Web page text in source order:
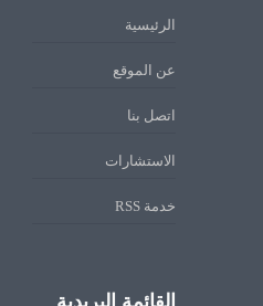
الرئيسية
عن الموقع
اتصل بنا
الاستشارات
خدمة RSS
القائمة البريدية